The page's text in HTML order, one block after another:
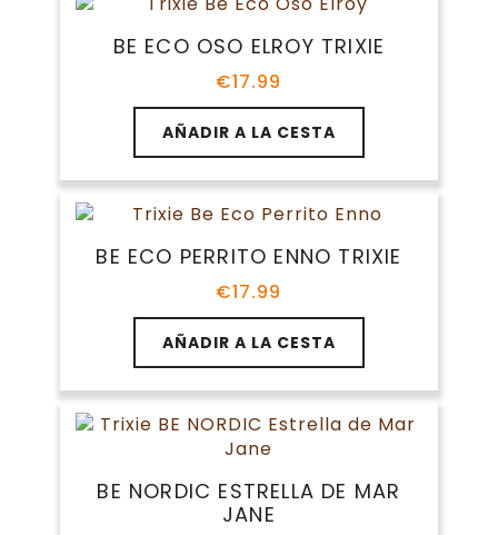
BE ECO OSO ELROY TRIXIE
€17.99
AÑADIR A LA CESTA
BE ECO PERRITO ENNO TRIXIE
€17.99
AÑADIR A LA CESTA
BE NORDIC ESTRELLA DE MAR
JANE